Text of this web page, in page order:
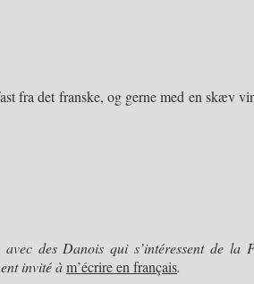
fra det franske, og gerne med en skæv
des Danois qui s’intéressent de la
invité àm’écrire en français.